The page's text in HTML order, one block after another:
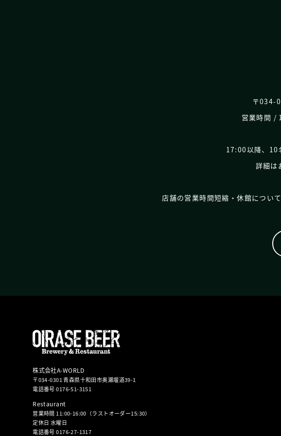
〒034-
営業時間 /
17:00以降、10
詳細は
店舗の営業時間短縮・休館につい
株式会社A-WORLD
〒034-0301 青森県十和田市奥瀬堰道39-1
電話番号 0176-51-3151
Restaurant
営業時間 11:00-16:00（ラストオーダー15:30）
定休日 水曜日
電話番号 0176-27-1317